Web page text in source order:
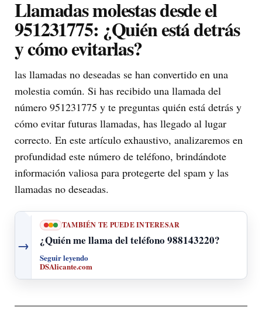
Llamadas molestas desde el
951231775: ¿Quién está detrás
y cómo evitarlas?
las llamadas no deseadas se han convertido en una
molestia común. Si has recibido una llamada del
número 951231775 y te preguntas quién está detrás y
cómo evitar futuras llamadas, has llegado al lugar
correcto. En este artículo exhaustivo, analizaremos en
profundidad este número de teléfono, brindándote
información valiosa para protegerte del spam y las
llamadas no deseadas.
→
TAMBIÉN TE PUEDE INTERESAR
¿Quién me llama del teléfono 988143220?
Seguir leyendo
DSAlicante.com